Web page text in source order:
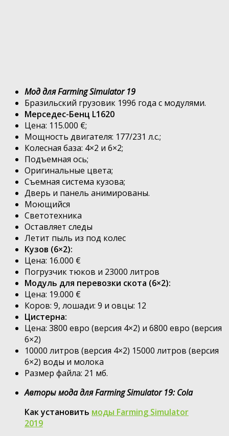
Мод для Farming Simulator 19
Бразильский грузовик 1996 года с модулями.
Мерседес-Бенц L1620
Цена: 115.000 €;
Мощность двигателя: 177/231 л.с.;
Колесная база: 4×2 и 6×2;
Подъемная ось;
Оригинальные цвета;
Съемная система кузова;
Дверь и панель анимированы.
Моющийся
Светотехника
Оставляет следы
Летит пыль из под колес
Кузов (6×2):
Цена: 16.000 €
Погрузчик тюков и 23000 литров
Модуль для перевозки скота (6×2):
Цена: 19.000 €
Коров: 9, лошади: 9 и овцы: 12
Цистерна:
Цена: 3800 евро (версия 4×2) и 6800 евро (версия
6×2)
10000 литров (версия 4×2) 15000 литров (версия
6×2) воды и молока
Размер файла: 21 мб.
Авторы мода для Farming Simulator 19: Cola
Как установить моды Farming Simulator
2019